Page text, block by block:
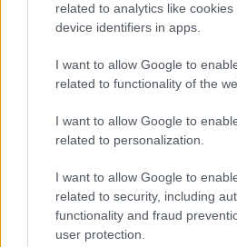
related to analytics like
device identifiers in apps.
I want to allow Google to
related to functionality of the
I want to allow Google to
related to personalization.
I want to allow Google to
related to security, including
functionality and fraud
user protection.
10 LEGKEDVELTEBB MOZIJA
A bejegyzés trackback címe:
https://kulturpart.hu/api/
Kommentek:
A hozzászólások avonatkozó jogszabályok
minősülnek, értük aszolgáltatás technikai
nem vállal, azokat nem ellenőrzi. Kifogás esetén